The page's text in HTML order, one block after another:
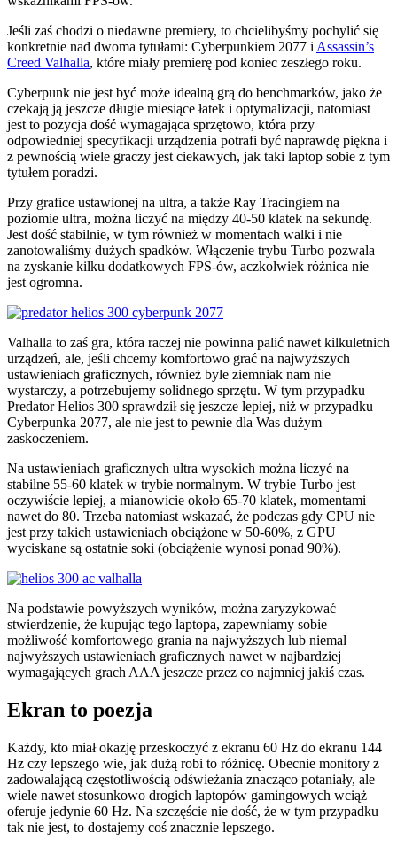
Jeśli zaś chodzi o niedawne premiery, to chcielibyśmy pochylić się
konkretnie nad dwoma tytułami: Cyberpunkiem 2077 i Assassin’s
Creed Valhalla, które miały premierę pod koniec zeszłego roku.
Cyberpunk nie jest być może idealną grą do benchmarków, jako że
czekają ją jeszcze długie miesiące łatek i optymalizacji, natomiast
jest to pozycja dość wymagająca sprzętowo, która przy
odpowiedniej specyfikacji urządzenia potrafi być naprawdę piękna i
z pewnością wiele graczy jest ciekawych, jak taki laptop sobie z tym
tytułem poradzi.
Przy grafice ustawionej na ultra, a także Ray Tracingiem na
poziomie ultra, można liczyć na między 40-50 klatek na sekundę.
Jest dość stabilnie, w tym również w momentach walki i nie
zanotowaliśmy dużych spadków. Włączenie trybu Turbo pozwala
na zyskanie kilku dodatkowych FPS-ów, aczkolwiek różnica nie
jest ogromna.
Valhalla to zaś gra, która raczej nie powinna palić nawet kilkuletnich
urządzeń, ale, jeśli chcemy komfortowo grać na najwyższych
ustawieniach graficznych, również byle ziemniak nam nie
wystarczy, a potrzebujemy solidnego sprzętu. W tym przypadku
Predator Helios 300 sprawdził się jeszcze lepiej, niż w przypadku
Cyberpunka 2077, ale nie jest to pewnie dla Was dużym
zaskoczeniem.
Na ustawieniach graficznych ultra wysokich można liczyć na
stabilne 55-60 klatek w trybie normalnym. W trybie Turbo jest
oczywiście lepiej, a mianowicie około 65-70 klatek, momentami
nawet do 80. Trzeba natomiast wskazać, że podczas gdy CPU nie
jest przy takich ustawieniach obciążone w 50-60%, z GPU
wyciskane są ostatnie soki (obciążenie wynosi ponad 90%).
Na podstawie powyższych wyników, można zaryzykować
stwierdzenie, że kupując tego laptopa, zapewniamy sobie
możliwość komfortowego grania na najwyższych lub niemal
najwyższych ustawieniach graficznych nawet w najbardziej
wymagających grach AAA jeszcze przez co najmniej jakiś czas.
Ekran to poezja
Każdy, kto miał okazję przeskoczyć z ekranu 60 Hz do ekranu 144
Hz czy lepszego wie, jak dużą robi to różnicę. Obecnie monitory z
zadowalającą częstotliwością odświeżania znacząco potaniały, ale
wiele nawet stosunkowo drogich laptopów gamingowych wciąż
oferuje jedynie 60 Hz. Na szczęście nie dość, że w tym przypadku
tak nie jest, to dostajemy coś znacznie lepszego.